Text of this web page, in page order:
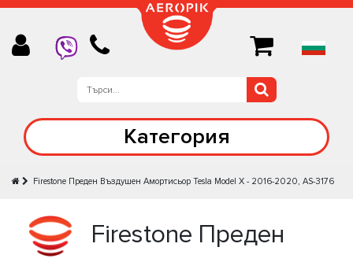
Категория
Firestone Предeн Въздушен Амортисьор Tesla Model X - 2016-2020, AS-3176
Firestone Предeн